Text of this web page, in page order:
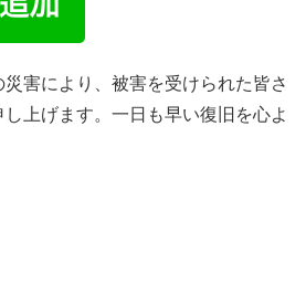
害により、被害を受けられた皆さ
上げます。一日も早い復旧を心よ